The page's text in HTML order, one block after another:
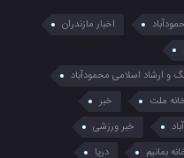
اخبار مازندران
و ارشاد اسلامی محمودآباد
ملت
خبر
خبر ورزشی
بمانیم
دریا